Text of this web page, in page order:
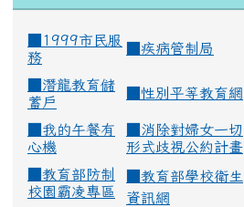
■1999市民服
務
疾病管制局
潛龍教育儲
蓄戶
性別平等教育網
我的午餐有
心機
消除對婦女一切
形式歧視公約計畫
教育部防制
校園霸凌專區
教育部學校衛生
資訊網